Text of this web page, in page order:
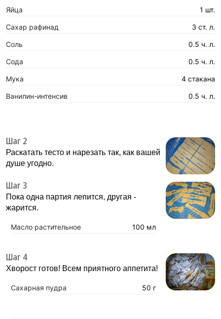
Яйца 1 шт.
Сахар рафинад 3 ст. л.
Соль 0.5 ч. л.
Сода 0.5 ч. л.
Мука 4 стакана
Ванилин-интенсив 0.5 ч. л.
Шаг 2
Раскатать тесто и нарезать так, как вашей
душе угодно.
Шаг 3
Пока одна партия лепится, другая -
жарится.
Масло растительное 100 мл
Шаг 4
Хворост готов! Всем приятного аппетита!
Сахарная пyдра 50 г